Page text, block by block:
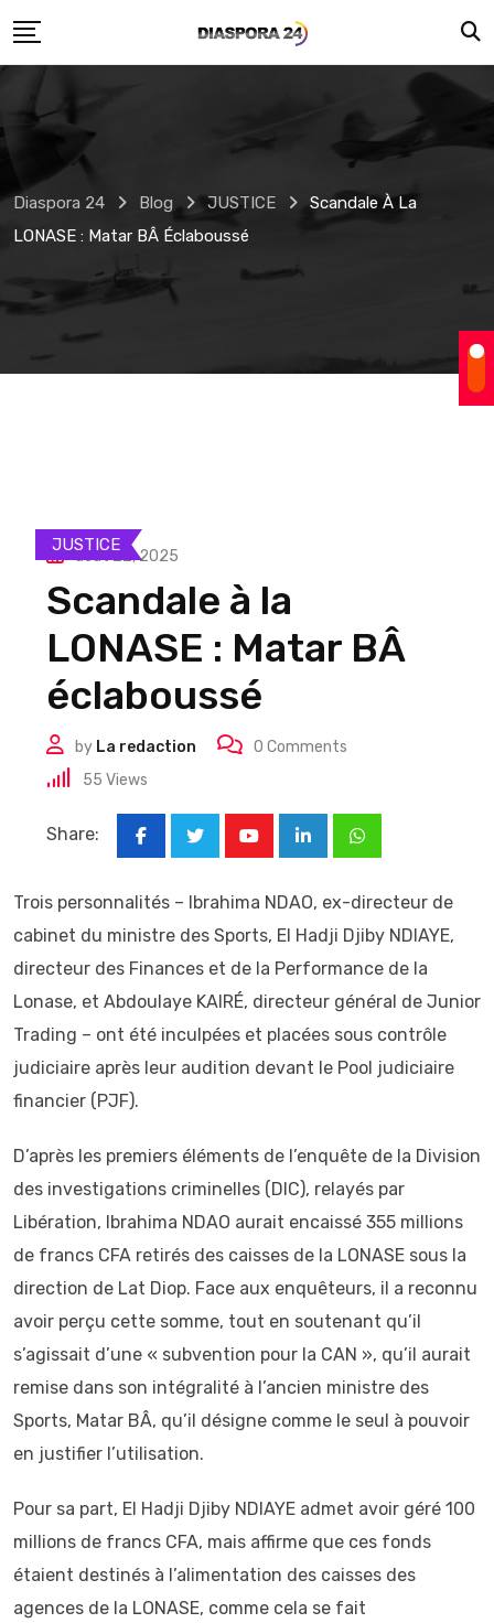
to
Diaspora 24 Blog JUSTICE
Scandale À La
LONASE : Matar BÂ Éclaboussé
JUSTICE
août 22, 2025
Scandale à la
LONASE : Matar BÂ
éclaboussé
by La redaction 0 Comments
55 Views
Share:
LinkedInWhatsapp
Trois personnalités – Ibrahima NDAO, ex-directeur de
cabinet du ministre des Sports, El Hadji Djiby NDIAYE,
directeur des Finances et de la Performance de la
Lonase, et Abdoulaye KAIRÉ, directeur général de Junior
Trading – ont été inculpées et placées sous contrôle
judiciaire après leur audition devant le Pool judiciaire
financier (PJF).
D’après les premiers éléments de l’enquête de la Division
des investigations criminelles (DIC), relayés par
Libération, Ibrahima NDAO aurait encaissé 355 millions
de francs CFA retirés des caisses de la LONASE sous la
direction de Lat Diop. Face aux enquêteurs, il a reconnu
avoir perçu cette somme, tout en soutenant qu’il
s’agissait d’une « subvention pour la CAN », qu’il aurait
remise dans son intégralité à l’ancien ministre des
Sports, Matar BÂ, qu’il désigne comme le seul à pouvoir
en justifier l’utilisation.
Pour sa part, El Hadji Djiby NDIAYE admet avoir géré 100
millions de francs CFA, mais affirme que ces fonds
étaient destinés à l’alimentation des caisses des
agences de la LONASE, comme cela se fait